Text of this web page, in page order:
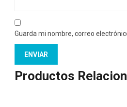
Guarda mi nombre, correo
Productos